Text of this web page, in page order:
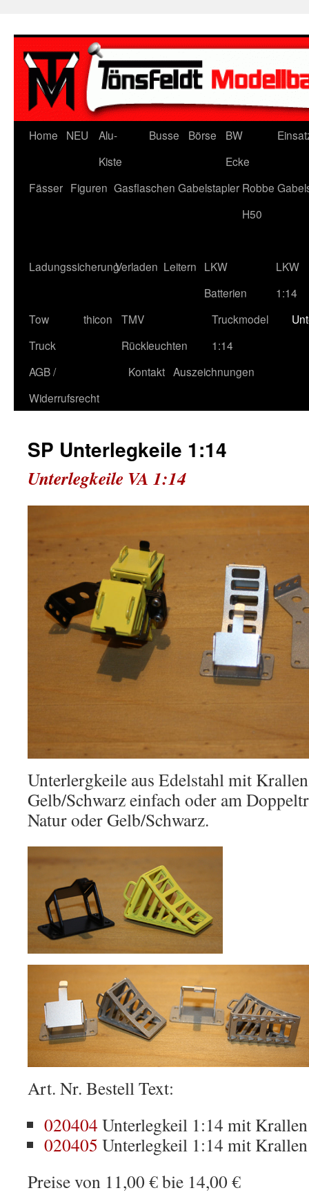
Home NEU
Alu-
Kiste
Busse Börse
BW
Ecke
Fässer Figuren Gasflaschen Gabelstapler Robbe
H50
LadungssicherungVerladen Leitern LKW
Batterien
LKW
1:14
Tow
Truck
thicon
TMV
Rückleuchten
Truckmodel
1:14
AGB /
Widerrufsrecht
Kontakt Auszeichnungen
SP Unterlegkeile 1:14
Unterlegkeile VA 1:14
Unterlergkeile aus Edelstahl mit
Gelb/Schwarz einfach oder am
Natur oder Gelb/Schwarz.
Art. Nr. Bestell Text:
020404 Unterlegkeil 1:14 mit
020405 Unterlegkeil 1:14 mit
Preise von 11,00 € bie 14,00 €